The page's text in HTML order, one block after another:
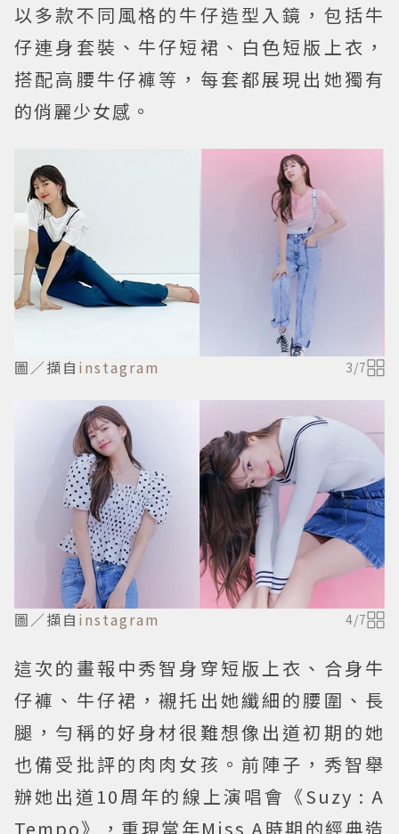
以多款不同風格的牛仔造型入鏡，包括牛
仔連身套裝、牛仔短裙、白色短版上衣，
搭配高腰牛仔褲等，每套都展現出她獨有
的俏麗少女感。
圖／擷自 instagram 3/7
圖／擷自 instagram 4/7
這次的畫報中秀智身穿短版上衣、合身牛
仔褲、牛仔裙，襯托出她纖細的腰圍、長
腿，勻稱的好身材很難想像出道初期的她
也備受批評的肉肉女孩。前陣子，秀智舉
辦她出道10周年的線上演唱會《Suzy : A
Tempo》，重現當年Miss A時期的經典造